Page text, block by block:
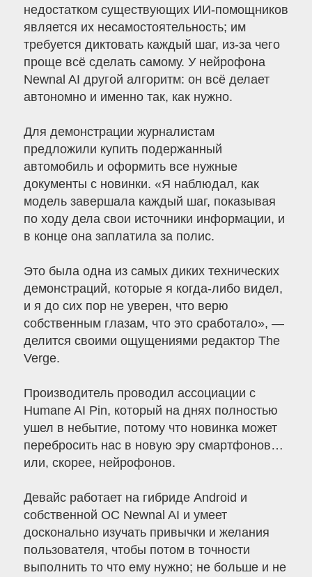
недостатком существующих ИИ-помощников
является их несамостоятельность; им
требуется диктовать каждый шаг, из-за чего
проще всё сделать самому. У нейрофона
Newnal AI другой алгоритм: он всё делает
автономно и именно так, как нужно.
Для демонстрации журналистам
предложили купить подержанный
автомобиль и оформить все нужные
документы с новинки. «Я наблюдал, как
модель завершала каждый шаг, показывая
по ходу дела свои источники информации, и
в конце она заплатила за полис.
Это была одна из самых диких технических
демонстраций, которые я когда-либо видел,
и я до сих пор не уверен, что верю
собственным глазам, что это сработало», —
делится своими ощущениями редактор The
Verge.
Производитель проводил ассоциации с
Humane AI Pin, который на днях полностью
ушел в небытие, потому что новинка может
перебросить нас в новую эру смартфонов…
или, скорее, нейрофонов.
Девайс работает на гибриде Android и
собственной ОС Newnal AI и умеет
досконально изучать привычки и желания
пользователя, чтобы потом в точности
выполнить то что ему нужно; не больше и не